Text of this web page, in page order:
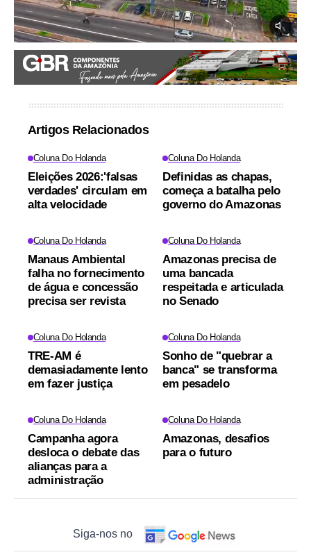
Artigos Relacionados
Coluna Do Holanda
Eleições 2026:'falsas
verdades' circulam em
alta velocidade
Coluna Do Holanda
Definidas as chapas,
começa a batalha pelo
governo do Amazonas
Coluna Do Holanda
Manaus Ambiental
falha no fornecimento
de água e concessão
precisa ser revista
Coluna Do Holanda
Amazonas precisa de
uma bancada
respeitada e articulada
no Senado
Coluna Do Holanda
TRE-AM é
demasiadamente lento
em fazer justiça
Coluna Do Holanda
Sonho de "quebrar a
banca" se transforma
em pesadelo
Coluna Do Holanda
Campanha agora
desloca o debate das
alianças para a
administração
Coluna Do Holanda
Amazonas, desafios
para o futuro
Siga-nos no